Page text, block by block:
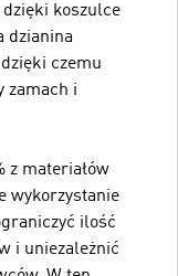
dzięki koszulce
dzianina
czemu
zamach i
z materiałów
wykorzystanie
ilość
i uniezależnić